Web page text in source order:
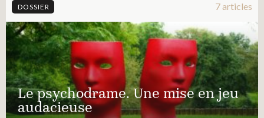
DOSSIER 7 articles
Le psychodrame. Une mise en jeu
audacieuse